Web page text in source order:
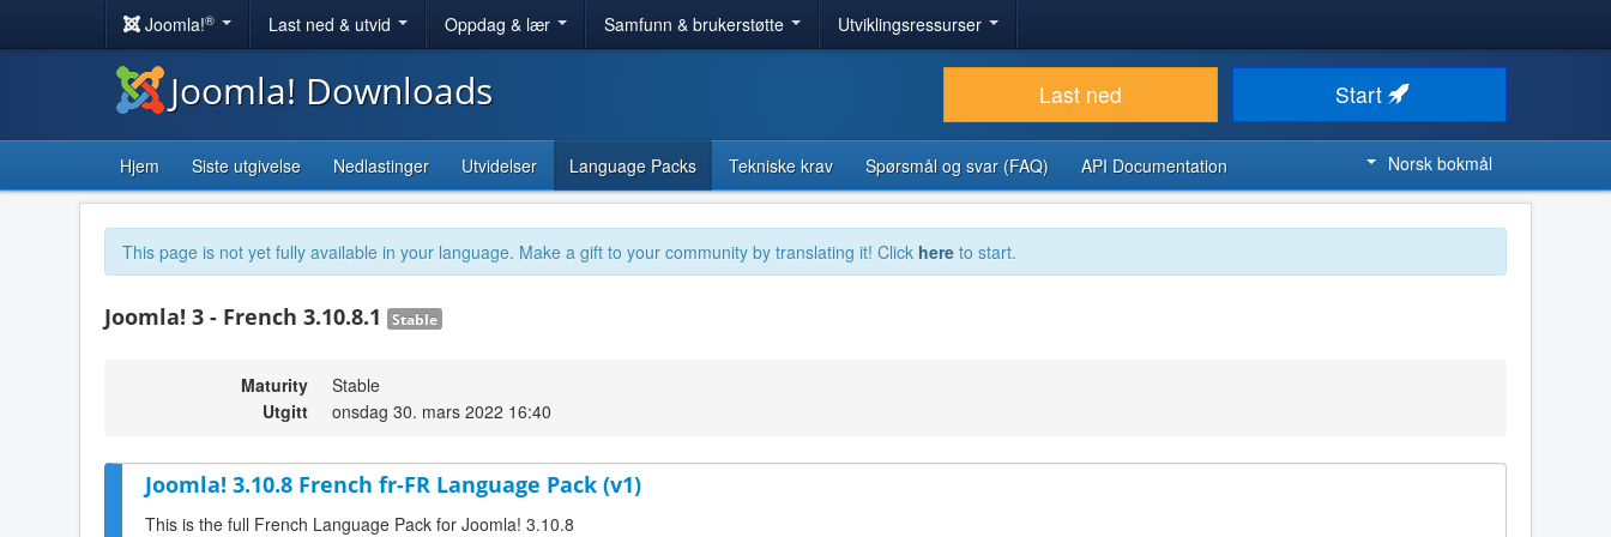
Joomla!® Last ned & utvid Oppdag & lær Samfunn & brukerstøtte Utviklingsressurser
Joomla! Downloads Last ned Start
Hjem Siste utgivelse Nedlastinger Utvidelser Language Packs Tekniske krav Spørsmål og svar (FAQ) API Documentation Norsk bokmål
This page is not yet fully available in your language. Make a gift to your community by translating it! Click here to start.
Joomla! 3 - French 3.10.8.1 Stable
Maturity
Stable
Utgitt
onsdag 30. mars 2022 16:40
Joomla! 3.10.8 French fr-FR Language Pack (v1)
This is the full French Language Pack for Joomla! 3.10.8